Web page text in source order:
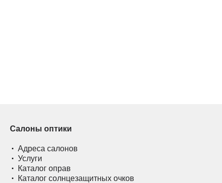
Салоны оптики
Адреса салонов
Услуги
Каталог оправ
Каталог солнцезащитных очков